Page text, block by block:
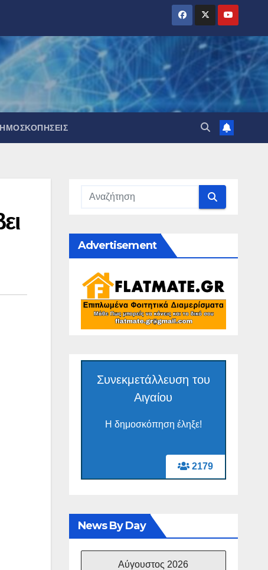
Advertisement
2179
Συνεκμετάλλευση του
Αιγαίου
Η δημοσκόπηση έληξε!
News By Day
Αύγουστος 2026